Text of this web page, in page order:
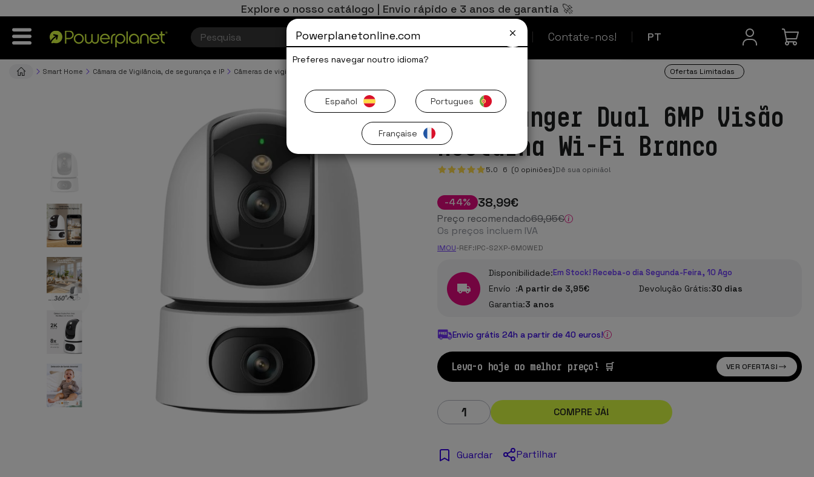
Explore o nosso catálogo | Envio rápido e 3 anos de garantia 🚀
PT
Ofertas Limitadas Contate-nos!
Contacto
Smart Home Câmara de Vigilância, de segurança e IP Câmeras de vigilância interior Ofertas Limitadas
IMOU Ranger Dual 6MP Visão
Nocturna Wi-Fi Branco
5.0 6 (0 opiniões)Dê sua opinião!
-44% 38,99€
Preço recomendado69,95€
Os preços incluem IVA
IMOU-REF:IPC-S2XP-6M0WED
Disponibilidade:Em Stock! Receba-o dia Segunda-Feira, 10 Ago
Envío :A partir de 3,95€ Devolução Grátis:30 dias
Garantia:3 anos
Envio grátis 24h a partir de 40 euros!
Leva-o hoje ao melhor preço! 🛒 VER OFERTAS!
COMPRE JÁ!
Guardar Partilhar
Powerplanetonline.com
Preferes navegar noutro idioma?
Español Portugues
Française